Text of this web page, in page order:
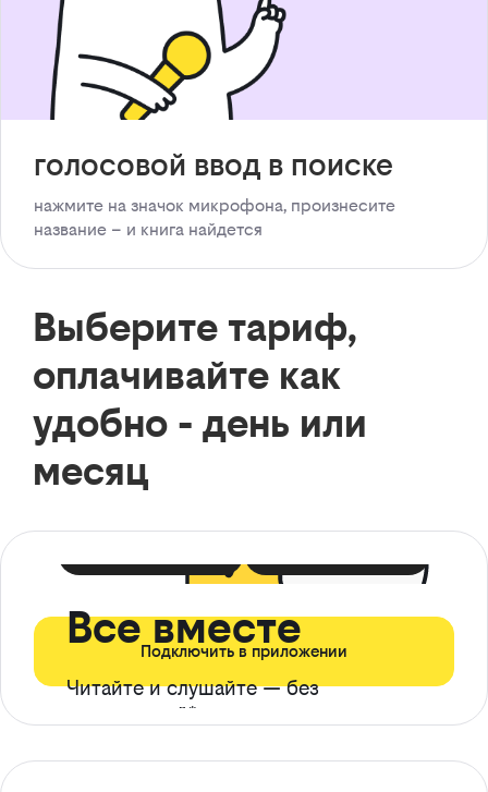
голосовой ввод в поиске
нажмите на значок микрофона, произнесите
название – и книга найдется
Выберите тариф,
оплачивайте как
удобно - день или
месяц
Все вместе
Читайте и слушайте — без
ограничений*
Подключить в приложении